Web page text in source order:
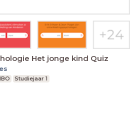
Het jonge kind Quiz
Studiejaar 1